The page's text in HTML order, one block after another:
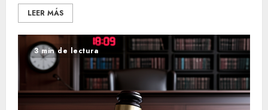
LEER MÁS
3 min de lectura